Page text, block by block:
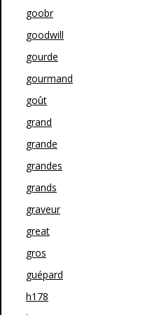
goobr
goodwill
gourde
gourmand
goût
grand
grande
grandes
grands
graveur
great
gros
guépard
h178